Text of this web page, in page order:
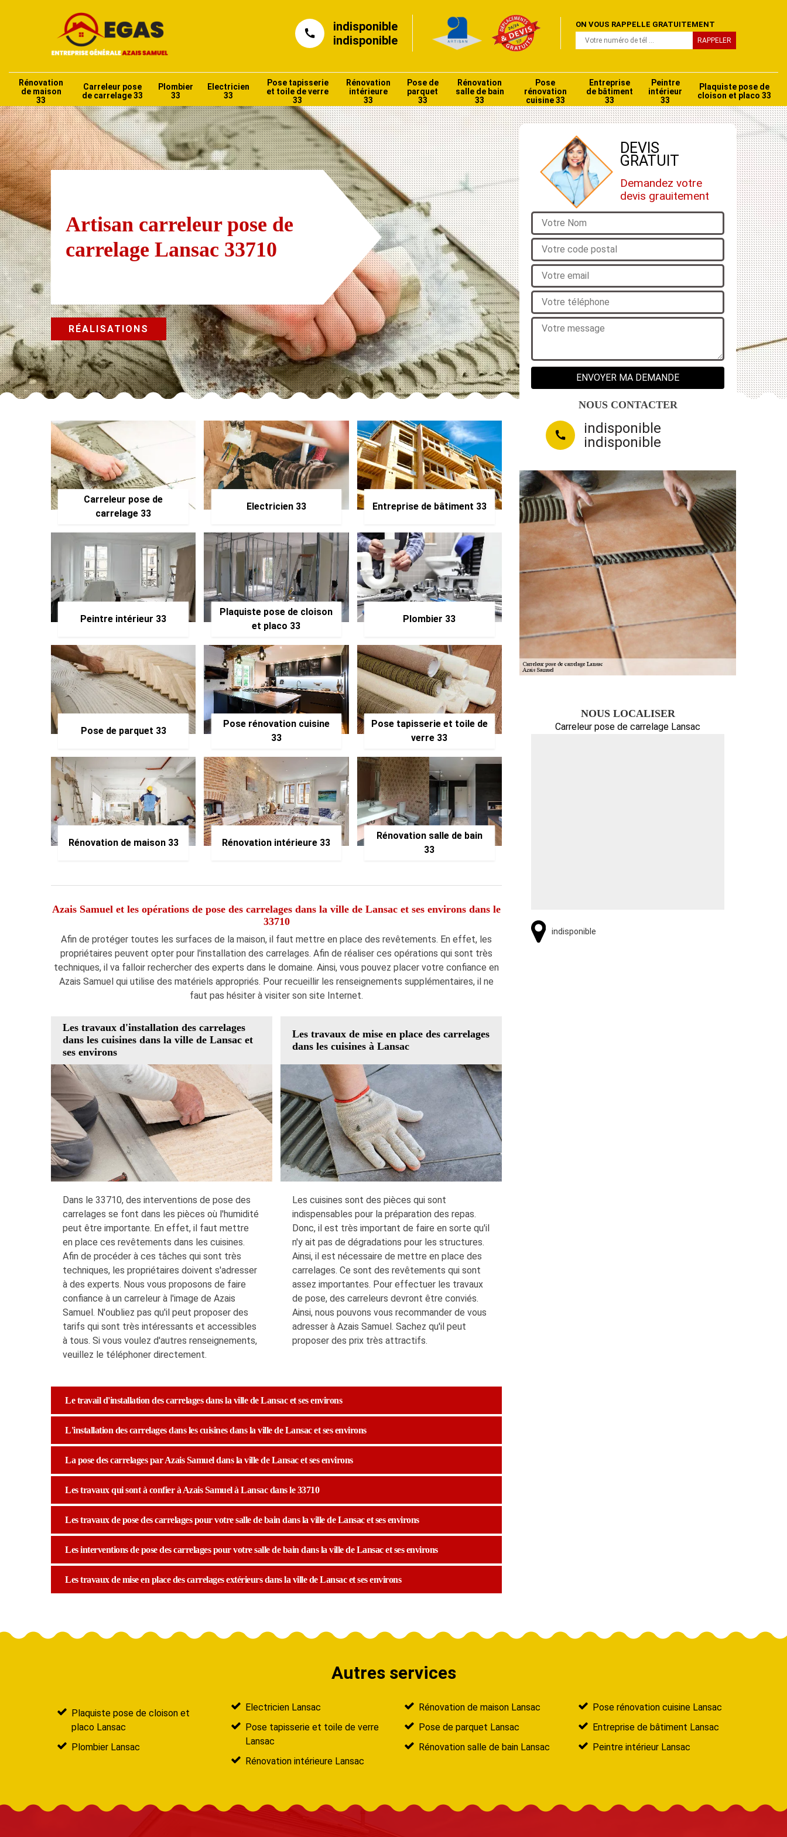
indisponible
indisponible
ON VOUS RAPPELLE GRATUITEMENT
Rénovation
de maison
33
Carreleur pose
de carrelage 33
Plombier
33
Electricien
33
Pose tapisserie
et toile de verre
33
Rénovation
intérieure
33
Pose de
parquet
33
Rénovation
salle de bain
33
Pose
rénovation
cuisine 33
Entreprise
de bâtiment
33
Peintre
intérieur
33
Plaquiste pose de
cloison et placo 33
Artisan carreleur pose de
carrelage Lansac 33710
RÉALISATIONS
Carreleur pose de
carrelage 33
Electricien 33 Entreprise de bâtiment 33
Peintre intérieur 33
Plaquiste pose de cloison
et placo 33
Plombier 33
Pose de parquet 33
Pose rénovation cuisine
33
Pose tapisserie et toile de
verre 33
Rénovation de maison 33 Rénovation intérieure 33
Rénovation salle de bain
33
Azais Samuel et les opérations de pose des carrelages dans la ville de Lansac et ses environs dans le
33710
Afin de protéger toutes les surfaces de la maison, il faut mettre en place des revêtements. En effet, les
propriétaires peuvent opter pour l'installation des carrelages. Afin de réaliser ces opérations qui sont très
techniques, il va falloir rechercher des experts dans le domaine. Ainsi, vous pouvez placer votre confiance en
Azais Samuel qui utilise des matériels appropriés. Pour recueillir les renseignements supplémentaires, il ne
faut pas hésiter à visiter son site Internet.
Les travaux d'installation des carrelages
dans les cuisines dans la ville de Lansac et
ses environs
Dans le 33710, des interventions de pose des
carrelages se font dans les pièces où l'humidité
peut être importante. En effet, il faut mettre
en place ces revêtements dans les cuisines.
Afin de procéder à ces tâches qui sont très
techniques, les propriétaires doivent s'adresser
à des experts. Nous vous proposons de faire
confiance à un carreleur à l'image de Azais
Samuel. N'oubliez pas qu'il peut proposer des
tarifs qui sont très intéressants et accessibles
à tous. Si vous voulez d'autres renseignements,
veuillez le téléphoner directement.
Les travaux de mise en place des carrelages
dans les cuisines à Lansac
Les cuisines sont des pièces qui sont
indispensables pour la préparation des repas.
Donc, il est très important de faire en sorte qu'il
n'y ait pas de dégradations pour les structures.
Ainsi, il est nécessaire de mettre en place des
carrelages. Ce sont des revêtements qui sont
assez importantes. Pour effectuer les travaux
de pose, des carreleurs devront être conviés.
Ainsi, nous pouvons vous recommander de vous
adresser à Azais Samuel. Sachez qu'il peut
proposer des prix très attractifs.
Le travail d'installation des carrelages dans la ville de Lansac et ses environs
L'installation des carrelages dans les cuisines dans la ville de Lansac et ses environs
La pose des carrelages par Azais Samuel dans la ville de Lansac et ses environs
Les travaux qui sont à confier à Azais Samuel à Lansac dans le 33710
Les travaux de pose des carrelages pour votre salle de bain dans la ville de Lansac et ses environs
Les interventions de pose des carrelages pour votre salle de bain dans la ville de Lansac et ses environs
Les travaux de mise en place des carrelages extérieurs dans la ville de Lansac et ses environs
DEVIS
GRATUIT
Demandez votre
devis grauitement
NOUS CONTACTER
indisponible
indisponible
NOUS LOCALISER
Carreleur pose de carrelage Lansac
indisponible
Autres services
Plaquiste pose de cloison et
placo Lansac
Plombier Lansac
Electricien Lansac
Pose tapisserie et toile de verre
Lansac
Rénovation intérieure Lansac
Rénovation de maison Lansac
Pose de parquet Lansac
Rénovation salle de bain Lansac
Pose rénovation cuisine Lansac
Entreprise de bâtiment Lansac
Peintre intérieur Lansac